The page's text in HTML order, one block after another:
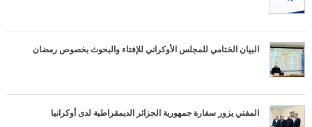
البيان الختامي للمجلس الأوكراني للإفتاء والبحوث بخصوص رمضان
المفتي يزور سفارة جمهورية الجزائر الديمقراطية لدى أوكرانيا